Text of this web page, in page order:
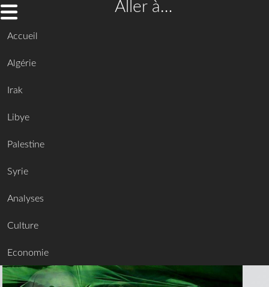
Aller à…
Accueil
Algérie
Irak
Libye
Palestine
Syrie
Analyses
Culture
Economie